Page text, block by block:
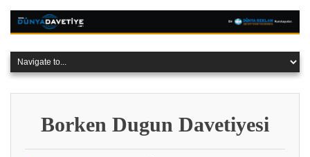
Borken Dugun Davetiyesi